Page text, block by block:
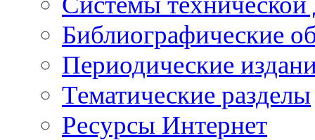
Библиографические
Периодические
Тематические разделы
Ресурсы Интернет